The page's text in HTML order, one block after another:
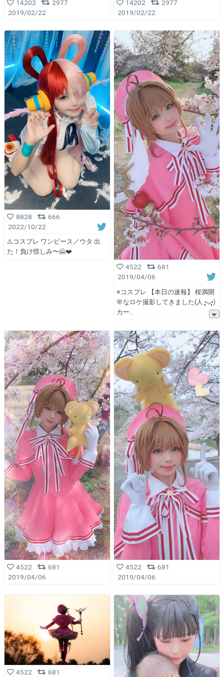
14202
2977
2019/02/22
14202
2977
2019/02/22
8828
666
2022/10/22
⚠️コスプレ ワンピース／ウタ 出
た！負け惜しみ〜🤗❤️
4522
681
2019/04/06
※コスプレ 【本日の速報】 桜満開
🌸なロケ撮影してきました(人 •͈ᴗ•͈)
カー
4522
681
2019/04/06
4522
681
2019/04/06
4522
681